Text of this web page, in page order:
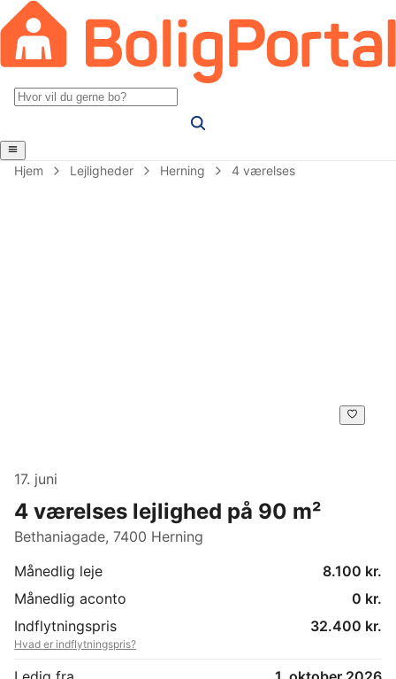
Hjem Lejligheder Herning 4 værelses
17. juni
4 værelses lejlighed på 90 m²
Bethaniagade, 7400 Herning
Månedlig leje
8.100 kr.
Månedlig aconto
0 kr.
Indflytningspris
32.400 kr.
Hvad er indflytningspris?